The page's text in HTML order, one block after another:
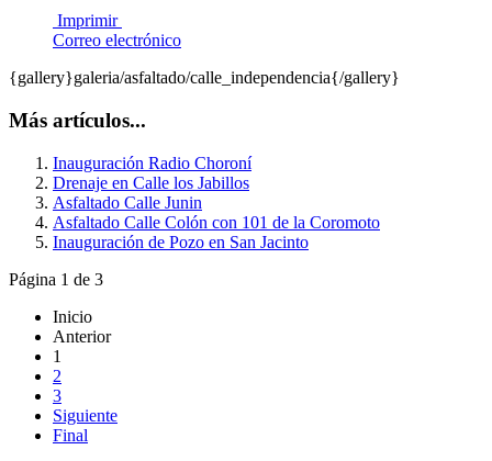
Imprimir
Correo electrónico
{gallery}galeria/asfaltado/calle_independencia{/gallery}
Más artículos...
Inauguración Radio Choroní
Drenaje en Calle los Jabillos
Asfaltado Calle Junin
Asfaltado Calle Colón con 101 de la Coromoto
Inauguración de Pozo en San Jacinto
Página 1 de 3
Inicio
Anterior
1
2
3
Siguiente
Final